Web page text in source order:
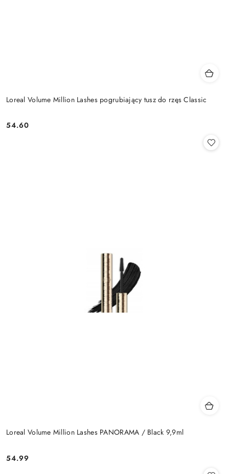
Loreal Volume Million Lashes pogrubiający tusz do rzęs Classic
Cena:
54.60
Loreal Volume Million Lashes PANORAMA / Black 9,9ml
Cena:
54.99